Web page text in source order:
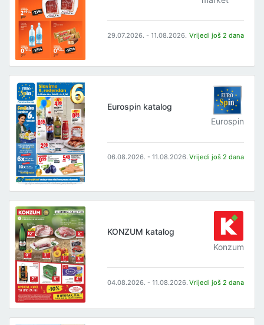
29.07.2026. - 11.08.2026. Vrijedi još 2 dana
Eurospin katalog
Eurospin
06.08.2026. - 11.08.2026. Vrijedi još 2 dana
KONZUM katalog
Konzum
04.08.2026. - 11.08.2026. Vrijedi još 2 dana